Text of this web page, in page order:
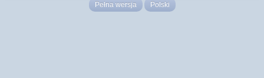
Pełna wersja Polski